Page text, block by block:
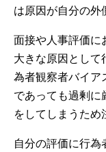
は原因が自分の外
面接や人事評価に
大きな原因として
為者観察者バイア
であっても過剰に
をしてしまうため
自分の評価に行為